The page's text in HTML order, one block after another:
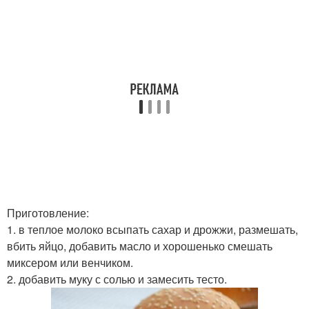
Приготовление:
1. в теплое молоко всыпать сахар и дрожжи, размешать,
вбить яйцо, добавить масло и хорошенько смешать
миксером или венчиком.
2. добавить муку с солью и замесить тесто.